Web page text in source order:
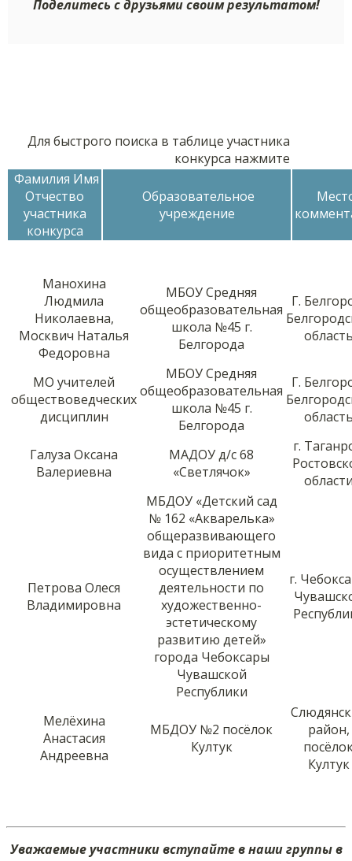
Поделитесь с друзьями своим результатом!
Для быстрого поиска в таблице участника
конкурса нажмите
Фамилия Имя
Отчество
участника
конкурса
Образовательное
учреждение
Манохина
Людмила
Николаевна,
Москвич Наталья
Федоровна
МБОУ Средняя
общеобразовательная
школа №45 г.
Белгорода
Г.
МО учителей
обществоведческих
дисциплин
МБОУ Средняя
общеобразовательная
школа №45 г.
Белгорода
Г.
Галуза Оксана
Валериевна
МАДОУ д/с 68
«Светлячок»
г.
Петрова Олеся
Владимировна
МБДОУ «Детский сад
№ 162 «Акварелька»
общеразвивающего
вида с приоритетным
осуществлением
деятельности по
художественно-
эстетическому
развитию детей»
города Чебоксары
Чувашской
Республики
г.
Мелёхина
Анастасия
Андреевна
МБДОУ №2 посёлок
Култук
район,
Култук
Уважаемые участники вступайте в наши группы в